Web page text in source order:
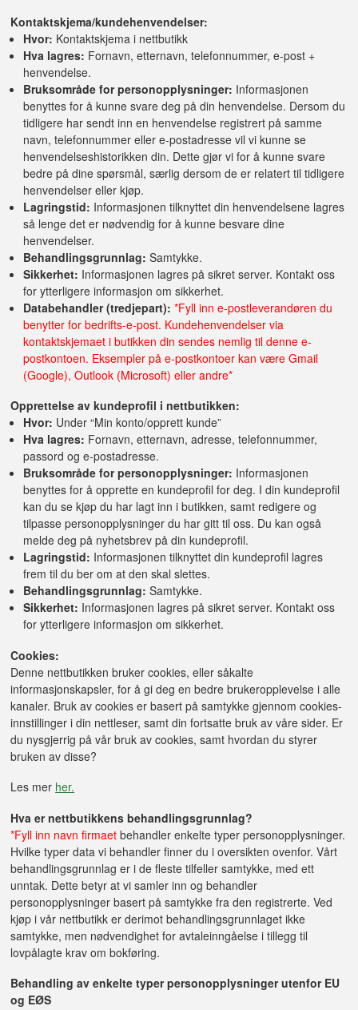
Kontaktskjema/kundehenvendelser:
Hvor: Kontaktskjema i nettbutikk
Hva lagres: Fornavn, etternavn, telefonnummer, e-post +
henvendelse.
Bruksområde for personopplysninger: Informasjonen
benyttes for å kunne svare deg på din henvendelse. Dersom du
tidligere har sendt inn en henvendelse registrert på samme
navn, telefonnummer eller e-postadresse vil vi kunne se
henvendelseshistorikken din. Dette gjør vi for å kunne svare
bedre på dine spørsmål, særlig dersom de er relatert til tidligere
henvendelser eller kjøp.
Lagringstid: Informasjonen tilknyttet din henvendelsene lagres
så lenge det er nødvendig for å kunne besvare dine
henvendelser.
Behandlingsgrunnlag: Samtykke.
Sikkerhet: Informasjonen lagres på sikret server. Kontakt oss
for ytterligere informasjon om sikkerhet.
Databehandler (tredjepart): *Fyll inn e-postleverandøren du
benytter for bedrifts-e-post. Kundehenvendelser via
kontaktskjemaet i butikken din sendes nemlig til denne e-
postkontoen. Eksempler på e-postkontoer kan være Gmail
(Google), Outlook (Microsoft) eller andre*
Opprettelse av kundeprofil i nettbutikken:
Hvor: Under “Min konto/opprett kunde”
Hva lagres: Fornavn, etternavn, adresse, telefonnummer,
passord og e-postadresse.
Bruksområde for personopplysninger: Informasjonen
benyttes for å opprette en kundeprofil for deg. I din kundeprofil
kan du se kjøp du har lagt inn i butikken, samt redigere og
tilpasse personopplysninger du har gitt til oss. Du kan også
melde deg på nyhetsbrev på din kundeprofil.
Lagringstid: Informasjonen tilknyttet din kundeprofil lagres
frem til du ber om at den skal slettes.
Behandlingsgrunnlag: Samtykke.
Sikkerhet: Informasjonen lagres på sikret server. Kontakt oss
for ytterligere informasjon om sikkerhet.
Cookies:
Denne nettbutikken bruker cookies, eller såkalte
informasjonskapsler, for å gi deg en bedre brukeropplevelse i alle
kanaler. Bruk av cookies er basert på samtykke gjennom cookies-
innstillinger i din nettleser, samt din fortsatte bruk av våre sider. Er
du nysgjerrig på vår bruk av cookies, samt hvordan du styrer
bruken av disse?
Les mer her.
Hva er nettbutikkens behandlingsgrunnlag?
*Fyll inn navn firmaet behandler enkelte typer personopplysninger.
Hvilke typer data vi behandler finner du i oversikten ovenfor. Vårt
behandlingsgrunnlag er i de fleste tilfeller samtykke, med ett
unntak. Dette betyr at vi samler inn og behandler
personopplysninger basert på samtykke fra den registrerte. Ved
kjøp i vår nettbutikk er derimot behandlingsgrunnlaget ikke
samtykke, men nødvendighet for avtaleinngåelse i tillegg til
lovpålagte krav om bokføring.
Behandling av enkelte typer personopplysninger utenfor EU
og EØS